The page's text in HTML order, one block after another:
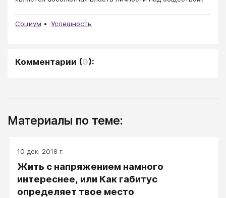
Социум Успешность
Комментарии (0):
Материалы по теме:
10 дек. 2018 г.
Жить с напряжением намного
интереснее, или Как габитус
определяет твое место